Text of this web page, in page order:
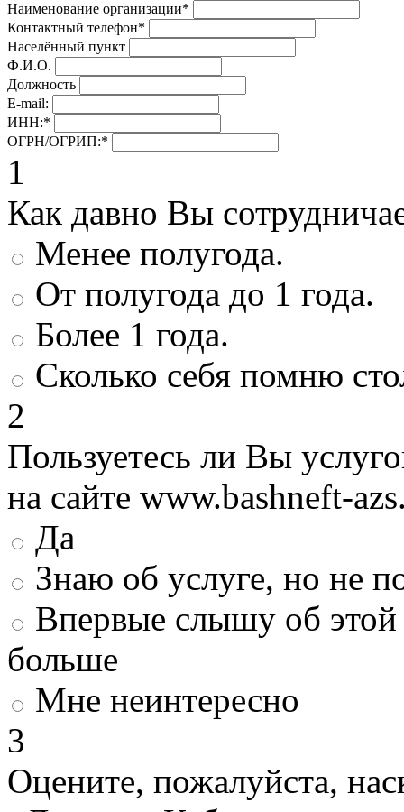
Наименование организации*
Контактный телефон*
Населённый пункт
Ф.И.О.
Должность
E-mail:
ИНН:*
ОГРН/ОГРИП:*
1
Как давно Вы
Менее полугода.
От полугода до 1 года.
Более 1 года.
Сколько себя помню
2
Пользуетесь ли Вы
на сайте www.bashneft-
Да
Знаю об услуге, но не
Впервые слышу об этой
больше
Мне неинтересно
3
Оцените, пожалуйста,